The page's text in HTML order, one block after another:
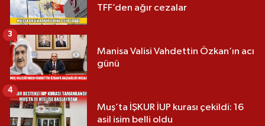
TFF’den ağır cezalar
Manisa Valisi Vahdettin Özkan’ın acı
günü
3
Muş’ta İŞKUR İUP kurası çekildi: 16
asil isim belli oldu
4